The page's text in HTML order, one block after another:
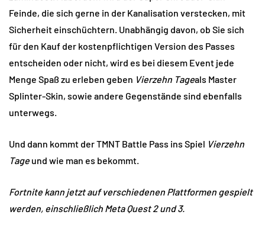
Feinde, die sich gerne in der Kanalisation verstecken, mit
Sicherheit einschüchtern. Unabhängig davon, ob Sie sich
für den Kauf der kostenpflichtigen Version des Passes
entscheiden oder nicht, wird es bei diesem Event jede
Menge Spaß zu erleben geben Vierzehn Tageals Master
Splinter-Skin, sowie andere Gegenstände sind ebenfalls
unterwegs.
Und dann kommt der TMNT Battle Pass ins Spiel Vierzehn
Tage und wie man es bekommt.
Fortnite kann jetzt auf verschiedenen Plattformen gespielt
werden, einschließlich Meta Quest 2 und 3.